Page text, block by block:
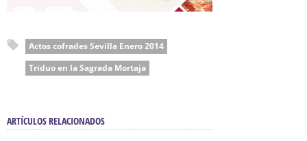
Actos cofrades Sevilla Enero 2014
Triduo en la Sagrada Mortaja
ARTÍCULOS RELACIONADOS